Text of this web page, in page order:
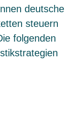
deutsche
steuern
folgenden